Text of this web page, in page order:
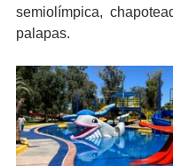
semiolímpica,
palapas.